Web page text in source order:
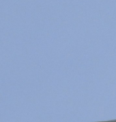
России»
— 11-20 мая 2026
маршрутах в